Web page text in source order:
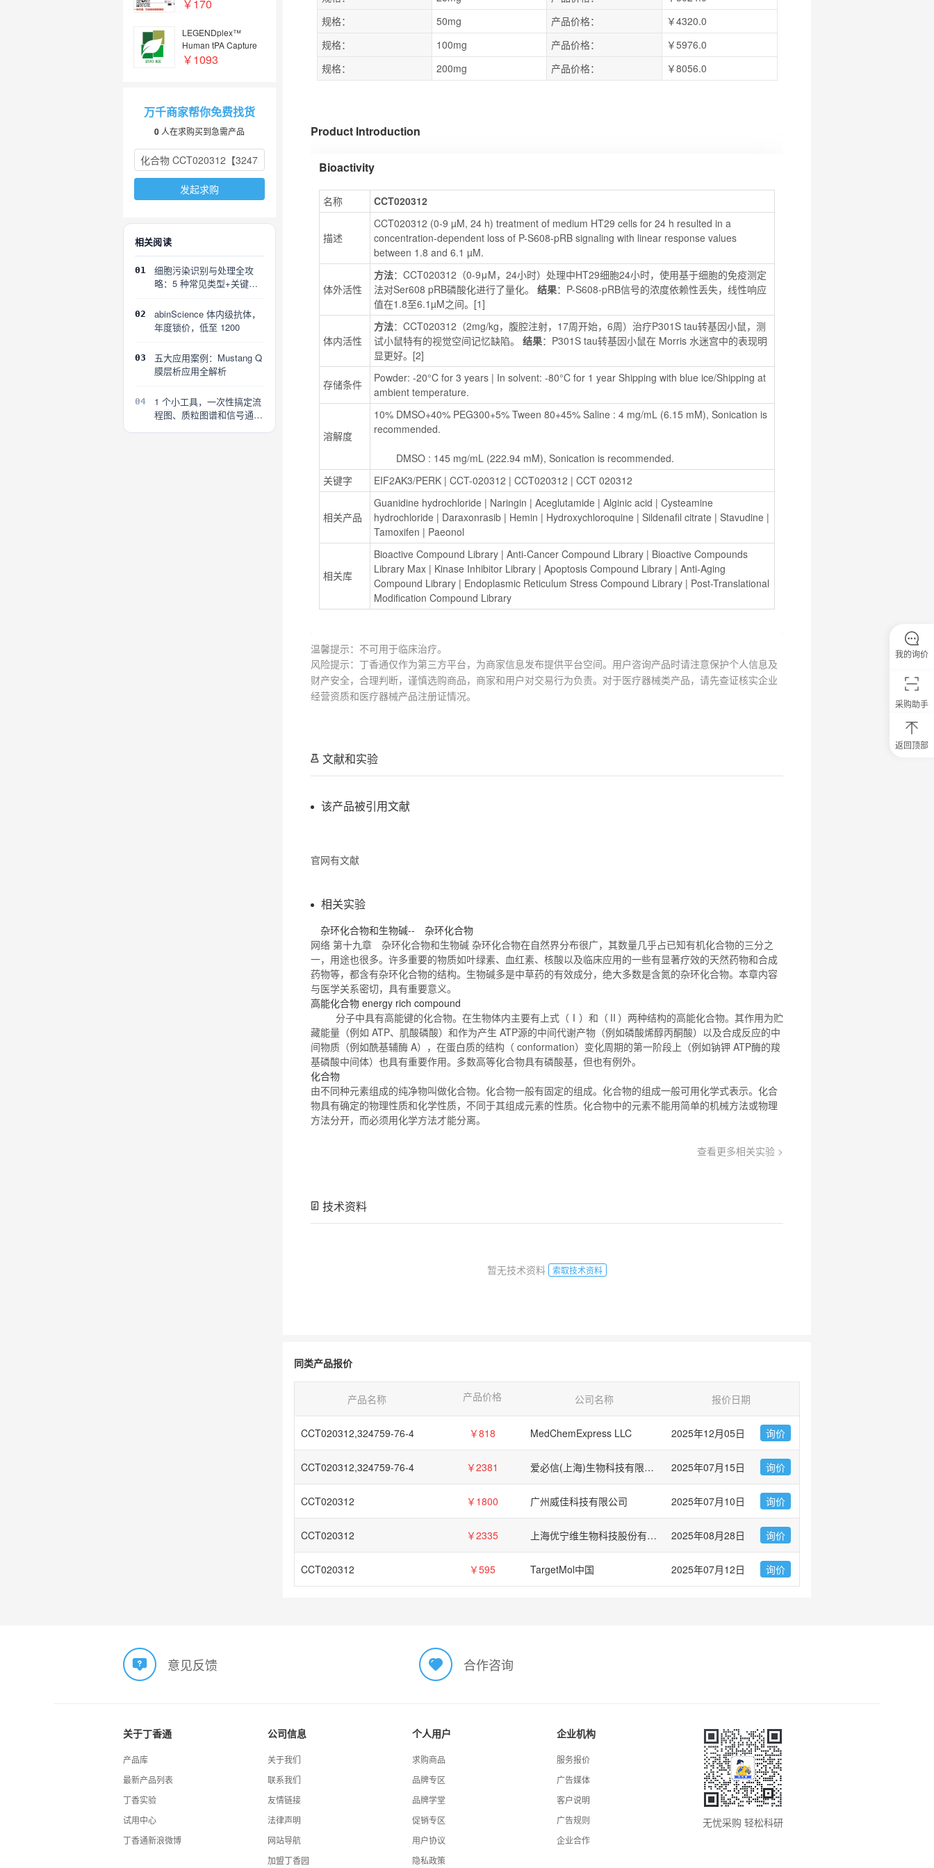
￥170
LEGENDplex™
Human tPA Capture
Bead A10, 13X
￥1093
万千商家帮你免费找货
0 人在求购买到急需产品
发起求购
相关阅读
01
细胞污染识别与处理全攻
略：5 种常见类型+关键误
02
abinScience 体内级抗体，
年度锁价，低至 1200
03
五大应用案例：Mustang Q
膜层析应用全解析
04
1 个小工具，一次性搞定流
程图、质粒图谱和信号通路
规格：
50mg 产品价格：
￥4320.0
规格：
100mg 产品价格：
￥5976.0
规格：
200mg 产品价格： ￥8056.0
Product Introduction
Bioactivity
名称 CCT020312
描述
CCT020312 (0-9 µM, 24 h) treatment of medium HT29 cells for 24 h resulted in a
concentration-dependent loss of P-S608-pRB signaling with linear response values
between 1.8 and 6.1 µM.
体外活性
方法：CCT020312（0-9μM，24小时）处理中HT29细胞24小时，使用基于细胞的免疫测定
法对Ser608 pRB磷酸化进行了量化。 结果：P-S608-pRB信号的浓度依赖性丢失，线性响应
值在1.8至6.1µM之间。[1]
体内活性
方法：CCT020312（2mg/kg，腹腔注射，17周开始，6周）治疗P301S tau转基因小鼠，测
试小鼠特有的视觉空间记忆缺陷。 结果：P301S tau转基因小鼠在 Morris 水迷宫中的表现明
显更好。[2]
存储条件
Powder: -20°C for 3 years | In solvent: -80°C for 1 year Shipping with blue ice/Shipping at
ambient temperature.
溶解度
10% DMSO+40% PEG300+5% Tween 80+45% Saline : 4 mg/mL (6.15 mM), Sonication is
recommended.
        DMSO : 145 mg/mL (222.94 mM), Sonication is recommended.
关键字
EIF2AK3/PERK | CCT-020312 | CCT020312 | CCT 020312
相关产品
Guanidine hydrochloride | Naringin | Aceglutamide | Alginic acid | Cysteamine
hydrochloride | Daraxonrasib | Hemin | Hydroxychloroquine | Sildenafil citrate | Stavudine
Tamoxifen | Paeonol
相关库
Bioactive Compound Library | Anti-Cancer Compound Library | Bioactive Compounds
Library Max | Kinase Inhibitor Library | Apoptosis Compound Library | Anti-Aging
Compound Library | Endoplasmic Reticulum Stress Compound Library | Post-Translational
Modification Compound Library
温馨提示：不可用于临床治疗。
风险提示：丁香通仅作为第三方平台，为商家信息发布提供平台空间。用户咨询产品时请注意保护个人信息及
财产安全，合理判断，谨慎选购商品，商家和用户对交易行为负责。对于医疗器械类产品，请先查证核实企业
经营资质和医疗器械产品注册证情况。
文献和实验
该产品被引用文献
官网有文献
相关实验
杂环化合物和生物碱-- 杂环化合物
网络 第十九章 杂环化合物和生物碱 杂环化合物在自然界分布很广，其数量几乎占已知有机化合物的三分之
一，用途也很多。许多重要的物质如叶绿素、血红素、核酸以及临床应用的一些有显著疗效的天然药物和合成
药物等，都含有杂环化合物的结构。生物碱多是中草药的有效成分，绝大多数是含氮的杂环化合物。本章内容
与医学关系密切，具有重要意义。
高能化合物 energy rich compound
分子中具有高能键的化合物。在生物体内主要有上式（Ⅰ）和（Ⅱ）两种结构的高能化合物。其作用为贮
藏能量（例如 ATP、肌酸磷酸）和作为产生 ATP源的中间代谢产物（例如磷酸烯醇丙酮酸）以及合成反应的中
间物质（例如酰基辅酶 A），在蛋白质的结构（ conformation）变化周期的第一阶段上（例如钠钾 ATP酶的羧
基磷酸中间体）也具有重要作用。多数高等化合物具有磷酸基，但也有例外。
化合物
由不同种元素组成的纯净物叫做化合物。 化合物一般有固定的组成。 化合物的组成一般可用化学式表示。 化合
物具有确定的物理性质和化学性质，不同于其组成元素的性质。 化合物中的元素不能用简单的机械方法或物理
方法分开，而必须用化学方法才能分离。
查看更多相关实验 >
技术资料
暂无技术资料 索取技术资料
同类产品报价
产品名称 产品价格 公司名称 报价日期
CCT020312,324759-76-4 ￥818 MedChemExpress LLC 2025年12月05日 询价
CCT020312,324759-76-4 ￥2381 爱必信(上海)生物科技有限公司 2025年07月15日 询价
CCT020312 ￥1800 广州威佳科技有限公司 2025年07月10日 询价
CCT020312 ￥2335 上海优宁维生物科技股份有限公司 2025年08月28日 询价
CCT020312 ￥595 TargetMol中国 2025年07月12日 询价
采购助手
返回顶部
我的询价
意见反馈 合作咨询
关于丁香通
产品库
最新产品列表
丁香实验
试用中心
丁香通新浪微博
公司信息
关于我们
联系我们
友情链接
法律声明
网站导航
加盟丁香园
个人用户
求购商品
品牌专区
品牌学堂
促销专区
用户协议
隐私政策
企业机构
服务报价
广告媒体
客户说明
广告规则
企业合作
无忧采购 轻松科研